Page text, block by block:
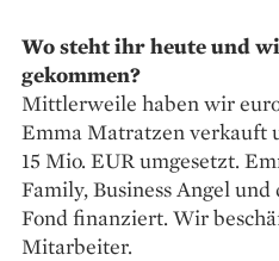
Wo steht ihr heute und
gekommen?
Mittlerweile haben wir
Emma Matratzen verkauft
15 Mio. EUR umgesetzt.
Family, Business Angel
Fond finanziert. Wir
Mitarbeiter.